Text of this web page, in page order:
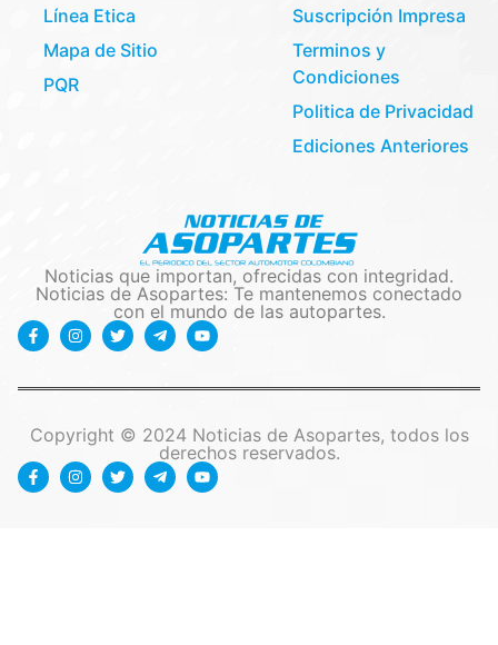
Línea Etica
Mapa de Sitio
PQR
Suscripción Impresa
Terminos y
Condiciones
Politica de Privacidad
Ediciones Anteriores
Noticias que importan, ofrecidas con integridad.
Noticias de Asopartes: Te mantenemos conectado
con el mundo de las autopartes.
Copyright © 2024 Noticias de Asopartes, todos los
derechos reservados.